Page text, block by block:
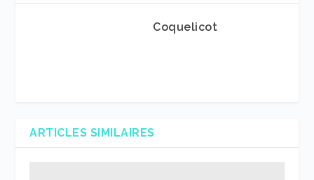
Coquelicot
ARTICLES SIMILAIRES